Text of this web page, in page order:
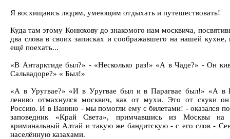
Я восхищаюсь людям, умеющим отдыхать и путешествовать!
Куда там этому Конюхову до знакомого нам москвича,
два слова в своих записках и соображавшего на нашей
ещё поехать...
«В Антарктиде был?» - «Несколько раз!» «А в Чаде?» - Он
Сальвадоре?» « Был!»
«А в Уругвае?» «И в Уругвае был и в Парагвае был!» «А
лениво отмахнулся москвич, как от мухи. Это от скуки он
Россию. И в Ванино - мы помогли ему с билетами! - оказался
заповедник «Край Света», примчавшись из Москвы
криминальный Алтай и такую же бандитскую - с его слов -
населённую казахами.